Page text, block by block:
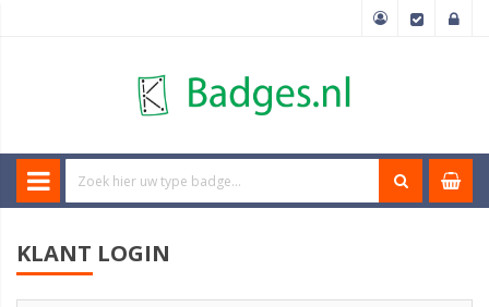
KLANT LOGIN